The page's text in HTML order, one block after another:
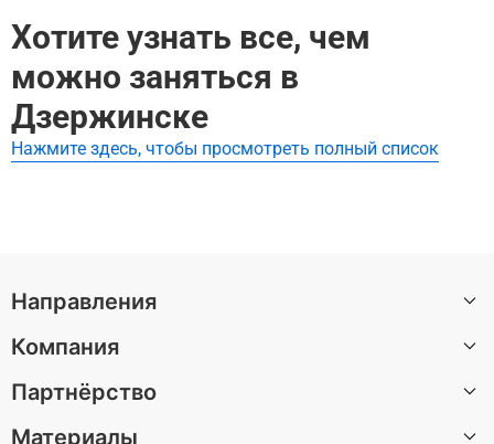
Дзержинск
Дзержинск
Дзержинск
Дзержинск
Дзержинск
Дзержинск
Посмотреть все достопримечательности в Дзержинск
Хотите узнать все, чем
можно заняться в
Дзержинске
Нажмите здесь, чтобы просмотреть полный список
Направления
Санкт-Петербург
Москва
Барселона
Компания
О нас
Вакансии
Партнёрство
Материалы